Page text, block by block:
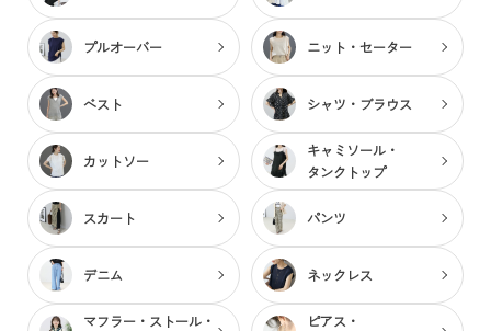
プルオーバー ニット・セーター
ベスト シャツ・ブラウス
カットソー
キャミソール・
タンクトップ
スカート パンツ
デニム ネックレス
マフラー・ストール・
ピアス・